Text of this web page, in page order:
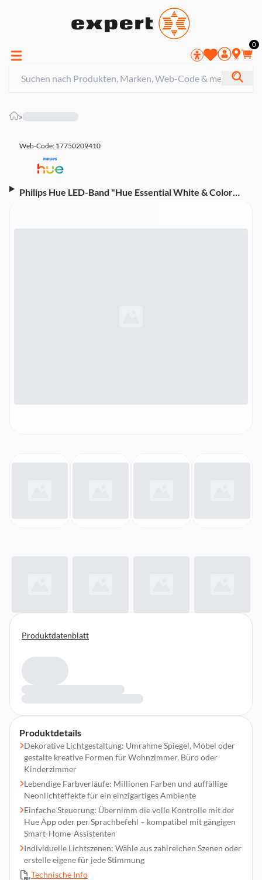
0
»
Web-Code: 17750209410
Philips Hue LED-Band "Hue Essential White & Color
Produktdetails
Dekorative Lichtgestaltung: Umrahme Spiegel, Möbel oder
gestalte kreative Formen für Wohnzimmer, Büro oder
Kinderzimmer
Lebendige Farbverläufe: Millionen Farben und auffällige
Neonlichteffekte für ein einzigartiges Ambiente
Einfache Steuerung: Übernimm die volle Kontrolle mit der
Hue App oder per Sprachbefehl – kompatibel mit gängigen
Smart-Home-Assistenten
Individuelle Lichtszenen: Wähle aus zahlreichen Szenen oder
erstelle eigene für jede Stimmung
Technische Info
Produktdatenblatt